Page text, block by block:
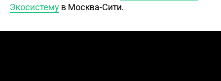
Экосистему в Москва-Сити.